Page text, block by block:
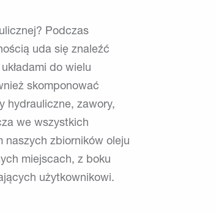
Podczas
uda się znaleźć
do wielu
skomponować
hydrauliczne, zawory,
we wszystkich
naszych zbiorników oleju
miejscach, z boku
użytkownikowi.